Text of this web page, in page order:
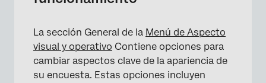
Definición de preguntas por página
Adición de un encabezado o pie de página
en la encuesta
La sección General de la Menú de Aspecto
visual y operativo Contiene opciones para
cambiar aspectos clave de la apariencia de
su encuesta. Estas opciones incluyen